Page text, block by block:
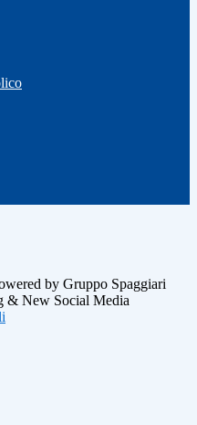
by Gruppo Spaggiari
& New Social Media